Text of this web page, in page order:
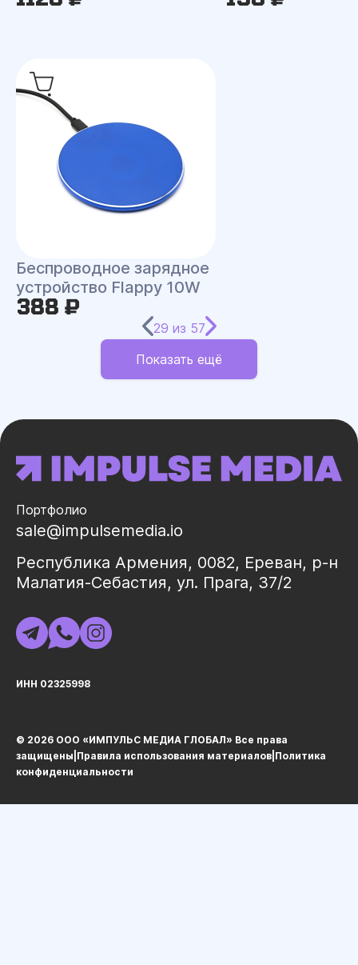
Беспроводное зарядное
устройство Flappy 10W
388 ₽
29 из 57
Показать ещё
Портфолио
sale@impulsemedia.io
Республика Армения, 0082, Ереван, р-н
Малатия-Себастия, ул. Прага, 37/2
ИНН 02325998
© 2026 ООО «ИМПУЛЬС МЕДИА ГЛОБАЛ» Все права
защищеныㅤ|ㅤ Правила использования материалов Политика
конфиденциальности